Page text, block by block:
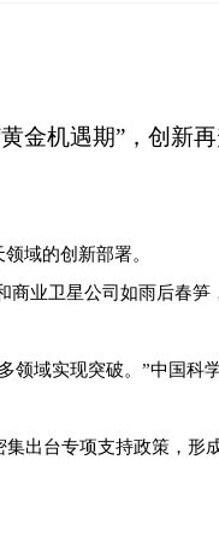
金机遇期”，创新再
域的创新部署。
业卫星公司如雨后春笋
域实现突破。”中国科
出台专项支持政策，形